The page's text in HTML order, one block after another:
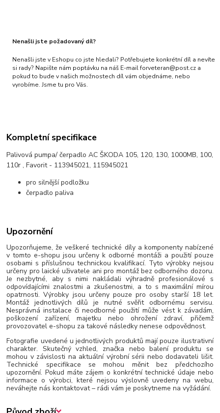
Nenašli jste požadovaný díl?
Nenašli jste v Eshopu co jste hledali? Potřebujete konkrétní díl a nevíte
si rady? Napište nám poptávku na náš E-mail forveteran@post.cz a
pokud to bude v našich možnostech díl vám objednáme, nebo
vyrobíme. Jsme tu pro Vás.
Kompletní specifikace
Palivová pumpa/ čerpadlo AC ŠKODA 105, 120, 130, 1000MB, 100,
110r , Favorit - 113945021, 115945021
pro silnější podložku
čerpadlo paliva
Upozornění
Upozorňujeme, že veškeré technické díly a komponenty nabízené
v tomto e-shopu jsou určeny k odborné montáži a použití pouze
osobami s příslušnou technickou kvalifikací. Tyto výrobky nejsou
určeny pro laické uživatele ani pro montáž bez odborného dozoru.
Je nezbytné, aby s nimi nakládali výhradně profesionálové s
odpovídajícími znalostmi a zkušenostmi, a to s maximální mírou
opatrnosti. Výrobky jsou určeny pouze pro osoby starší 18 let.
Montáž jednotlivých dílů je nutné svěřit odbornému servisu.
Nesprávná instalace či neodborné použití může vést k závadám,
poškození zařízení, majetku nebo ohrožení zdraví, přičemž
provozovatel e-shopu za takové následky nenese odpovědnost.
Fotografie uvedené u jednotlivých produktů mají pouze ilustrativní
charakter. Skutečný vzhled, značka nebo balení produktu se
mohou v závislosti na aktuální výrobní sérii nebo dodavateli lišit.
Technické specifikace se mohou měnit bez předchozího
upozornění. Pokud máte zájem o konkrétní technické údaje nebo
informace o výrobci, které nejsou výslovně uvedeny na webu,
neváhejte nás kontaktovat – rádi vám je poskytneme na vyžádání.